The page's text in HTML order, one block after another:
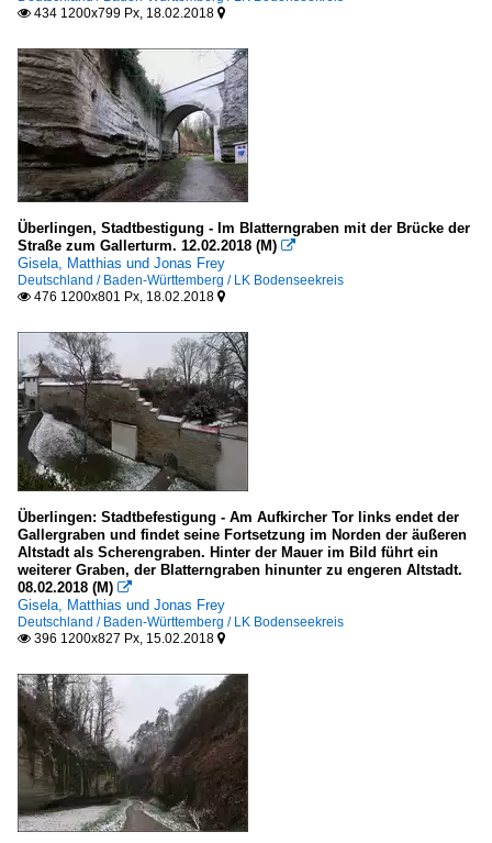
Brunnen, Denkmäler etc.
Denkmäler
Deutschland
Kunstwerke
Deutschland
Europa
Parks
Deutschland
Europa
Europa
Dänemark
Hauptstadtregion (Region Hovedstaden)
Kopenhagen
Deutschland
Baden-Württemberg
Baden-Baden
 434 1200x799 Px, 18.02.2018 
Überlingen, Stadtbestigung - Im Blatterngraben mit der Brücke der
Straße zum Gallerturm. 12.02.2018 (M) 
Gisela, Matthias und Jonas Frey
Deutschland / Baden-Württemberg / LK Bodenseekreis
 476 1200x801 Px, 18.02.2018 
Überlingen: Stadtbefestigung - Am Aufkircher Tor links endet der
Gallergraben und findet seine Fortsetzung im Norden der äußeren
Altstadt als Scherengraben. Hinter der Mauer im Bild führt ein
weiterer Graben, der Blatterngraben hinunter zu engeren Altstadt.
08.02.2018 (M) 
Gisela, Matthias und Jonas Frey
Deutschland / Baden-Württemberg / LK Bodenseekreis
 396 1200x827 Px, 15.02.2018 